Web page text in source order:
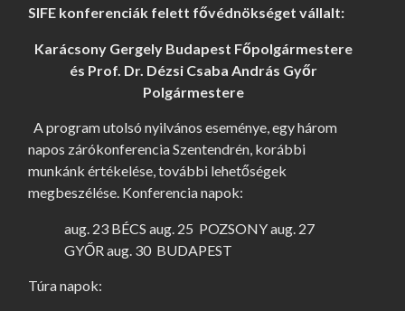
SIFE konferenciák felett fővédnökséget vállalt:
Karácsony Gergely Budapest Főpolgármestere
és Prof. Dr. Dézsi Csaba András Győr
Polgármestere
A program utolsó nyilvános eseménye, egy három
napos zárókonferencia Szentendrén, korábbi
munkánk értékelése, további lehetőségek
megbeszélése. Konferencia napok:
aug. 23 BÉCS aug. 25 POZSONY aug. 27
GYŐR aug. 30 BUDAPEST
Túra napok: